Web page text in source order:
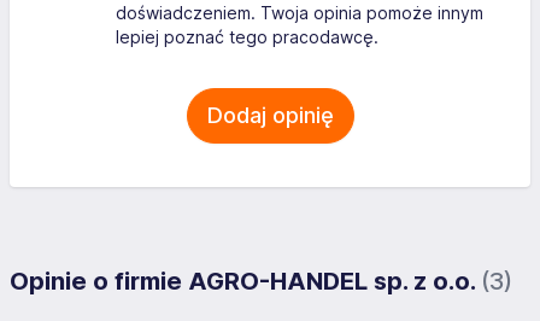
doświadczeniem. Twoja opinia pomoże innym
lepiej poznać tego pracodawcę.
Dodaj opinię
Opinie o firmie AGRO-HANDEL sp. z o.o. (3)